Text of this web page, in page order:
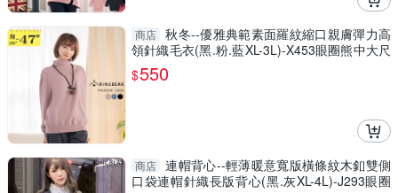
商店 秋冬--優雅典範素面羅紋縮口親膚彈力高
領針織毛衣(黑.粉.藍XL-3L)-X453眼圈熊中大尺
碼
$550
商店 連帽背心--輕薄暖意寬版橫條紋木釦雙側
口袋連帽針織長版背心(黑.灰XL-4L)-J293眼圈